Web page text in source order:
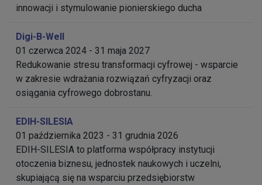
innowacji i stymulowanie pionierskiego ducha
Digi-B-Well
01 czerwca 2024 - 31 maja 2027
Redukowanie stresu transformacji cyfrowej - wsparcie
w zakresie wdrażania rozwiązań cyfryzacji oraz
osiągania cyfrowego dobrostanu.
EDIH-SILESIA
01 października 2023 - 31 grudnia 2026
EDIH-SILESIA to platforma współpracy instytucji
otoczenia biznesu, jednostek naukowych i uczelni,
skupiającą się na wsparciu przedsiębiorstw